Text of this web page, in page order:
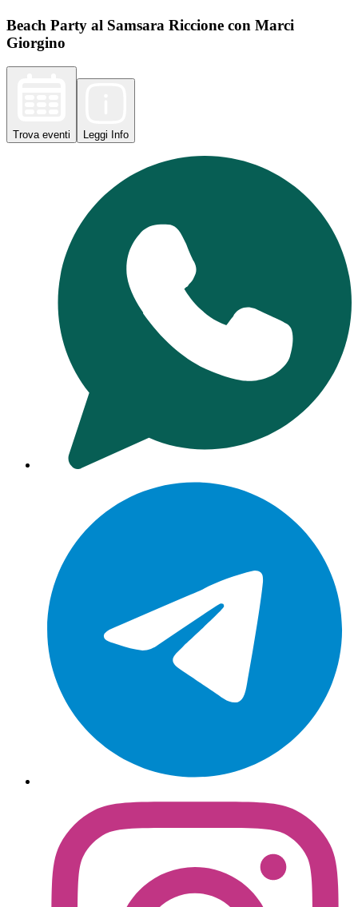
Beach Party al Samsara Riccione con Marci
Giorgino
Trova eventi Leggi Info